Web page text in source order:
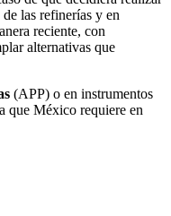
las refinerías y en
reciente, con
alternativas que
(APP) o en instrumentos
que México requiere en